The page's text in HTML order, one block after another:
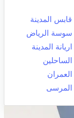
قابس المدينة
سوسة الرياض
اريانة المدينة
الساحلين
العمران
المرسى